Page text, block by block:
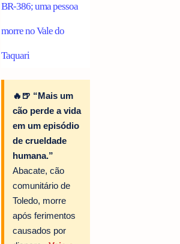
BR-386; uma pessoa
morre no Vale do
Taquari
🔥🍺 “Mais um
cão perde a vida
em um episódio
de crueldade
humana.”
Abacate, cão
comunitário de
Toledo, morre
após ferimentos
causados por